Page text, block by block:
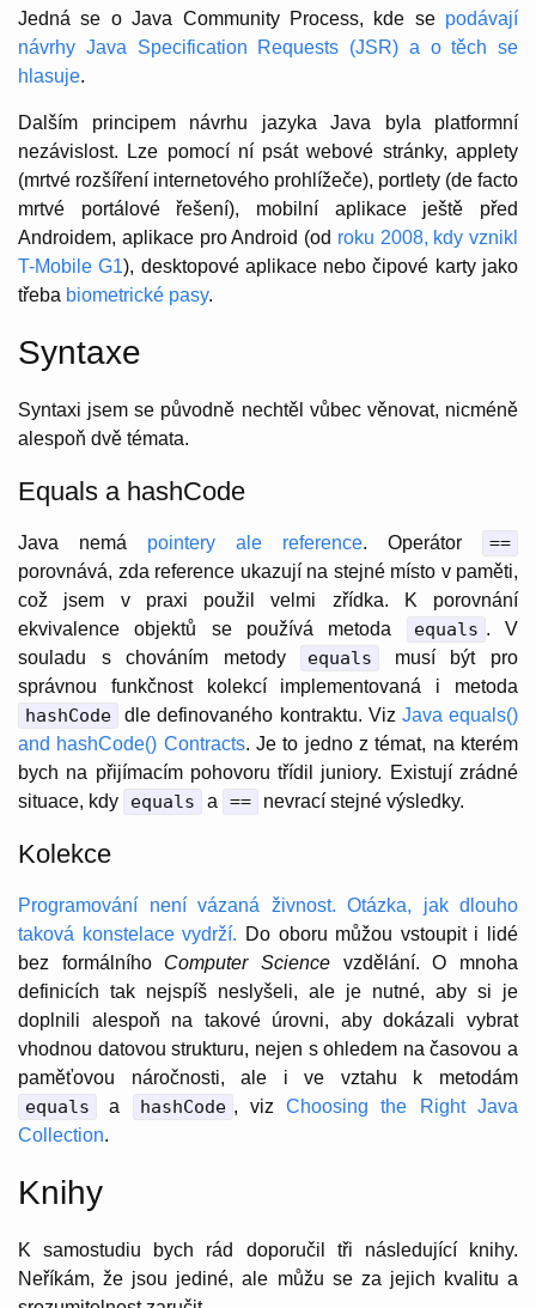
Jedná se o Java Community Process, kde se podávají
návrhy Java Specification Requests (JSR) a o těch se
hlasuje.
Dalším principem návrhu jazyka Java byla platformní
nezávislost. Lze pomocí ní psát webové stránky, applety
(mrtvé rozšíření internetového prohlížeče), portlety (de facto
mrtvé portálové řešení), mobilní aplikace ještě před
Androidem, aplikace pro Android (od roku 2008, kdy vznikl
T-Mobile G1), desktopové aplikace nebo čipové karty jako
třeba biometrické pasy.
Syntaxe
Syntaxi jsem se původně nechtěl vůbec věnovat, nicméně
alespoň dvě témata.
Equals a hashCode
Java nemá pointery ale reference. Operátor ==
porovnává, zda reference ukazují na stejné místo v paměti,
což jsem v praxi použil velmi zřídka. K porovnání
ekvivalence objektů se používá metoda
equals . V
souladu s chováním metody
equals
musí být pro
správnou funkčnost kolekcí implementovaná i metoda
hashCode dle definovaného kontraktu. Viz Java equals()
and hashCode() Contracts. Je to jedno z témat, na kterém
bych na přijímacím pohovoru třídil juniory. Existují zrádné
situace, kdy
equals a == nevrací stejné výsledky.
Kolekce
Programování není vázaná živnost. Otázka, jak dlouho
taková konstelace vydrží. Do oboru můžou vstoupit i lidé
bez formálního Computer Science vzdělání. O mnoha
definicích tak nejspíš neslyšeli, ale je nutné, aby si je
doplnili alespoň na takové úrovni, aby dokázali vybrat
vhodnou datovou strukturu, nejen s ohledem na časovou a
paměťovou náročnosti, ale i ve vztahu k metodám
equals a hashCode , vizChoosing the Right Java
Collection.
Knihy
K samostudiu bych rád doporučil tři následující knihy.
Neříkám, že jsou jediné, ale můžu se za jejich kvalitu a